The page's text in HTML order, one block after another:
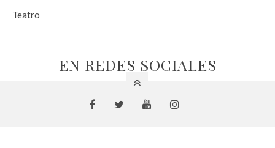
Teatro
EN REDES SOCIALES